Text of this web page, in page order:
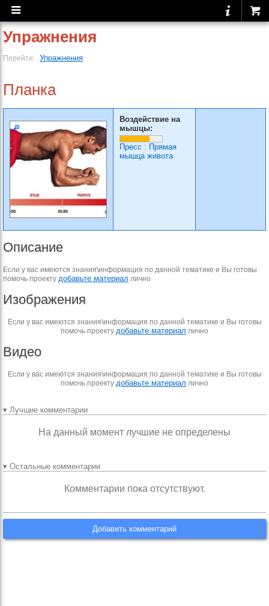
Упражнения
Перейти: Упражнения
Планка
Воздействие на
мышцы:
Пресс : Прямая
мышца живота
Описание
Если у вас имеются знания\информация по данной тематике и Вы готовы
помочь проекту добавьте материал лично
Изображения
Если у вас имеются знания\информация по данной тематике и Вы готовы
помочь проекту добавьте материал лично
Видео
Если у вас имеются знания\информация по данной тематике и Вы готовы
помочь проекту добавьте материал лично
▾ Лучшие комментарии
На данный момент лучшие не определены
▾ Остальные комментарии
Комментарии пока отсутствуют.
Добавить комментарий